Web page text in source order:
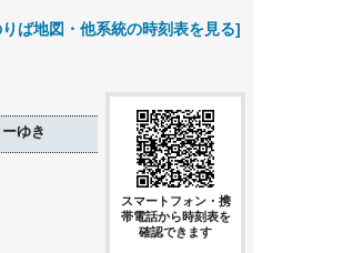
ば地図・他系統の時刻表を見る]
ゆき
スマートフォン・携
帯電話から時刻表を
確認できます